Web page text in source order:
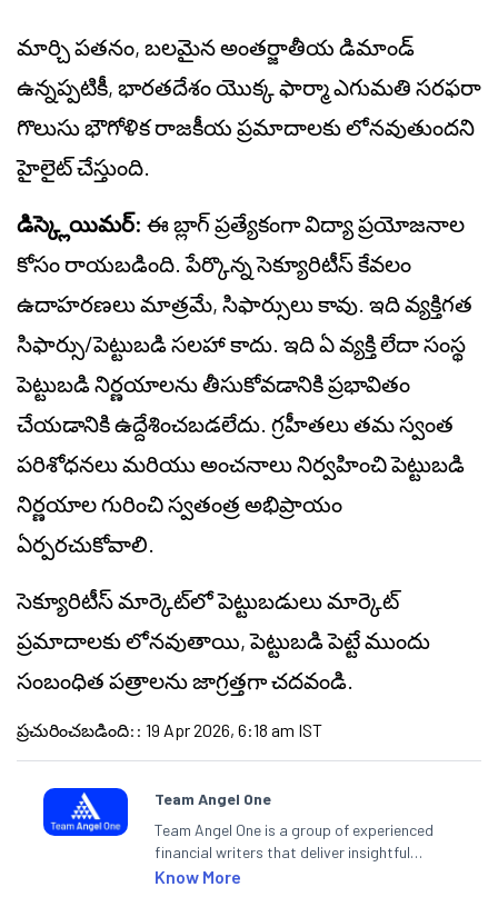
మార్చి పతనం, బలమైన అంతర్జాతీయ డిమాండ్
ఉన్నప్పటికీ, భారతదేశం యొక్క ఫార్మా ఎగుమతి సరఫరా
గొలుసు భౌగోళిక రాజకీయ ప్రమాదాలకు లోనవుతుందని
హైలైట్ చేస్తుంది.
డిస్క్లెయిమర్: ఈ బ్లాగ్ ప్రత్యేకంగా విద్యా ప్రయోజనాల
కోసం రాయబడింది. పేర్కొన్న సెక్యూరిటీస్ కేవలం
ఉదాహరణలు మాత్రమే, సిఫార్సులు కావు. ఇది వ్యక్తిగత
సిఫార్సు/పెట్టుబడి సలహా కాదు. ఇది ఏ వ్యక్తి లేదా సంస్థ
పెట్టుబడి నిర్ణయాలను తీసుకోవడానికి ప్రభావితం
చేయడానికి ఉద్దేశించబడలేదు. గ్రహీతలు తమ స్వంత
పరిశోధనలు మరియు అంచనాలు నిర్వహించి పెట్టుబడి
నిర్ణయాల గురించి స్వతంత్ర అభిప్రాయం
ఏర్పరచుకోవాలి.
సెక్యూరిటీస్ మార్కెట్‌లో పెట్టుబడులు మార్కెట్
ప్రమాదాలకు లోనవుతాయి, పెట్టుబడి పెట్టే ముందు
సంబంధిత పత్రాలను జాగ్రత్తగా చదవండి.
ప్రచురించబడింది: : 19 Apr 2026, 6:18 am IST
Team Angel One
Team Angel One is a group of experienced
financial writers that deliver insightful
articles on the stock market, IPO, economy,
Know More